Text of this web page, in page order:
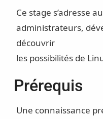
Ce stage s’adresse
administrateurs,
découvrir
les possibilités de
Prérequis
Une connaissance